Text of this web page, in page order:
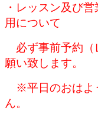
・レッスン及び
用について
必ず事前予約（
願い致します。
※平日のおはよ
ん。